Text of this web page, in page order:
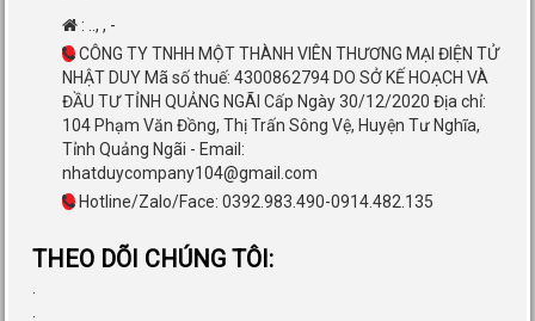
:
, , -
CÔNG TY TNHH MỘT THÀNH VIÊN THƯƠNG MẠI ĐIỆN TỬ
NHẬT DUY Mã số thuế: 4300862794 DO SỞ KẾ HOẠCH VÀ
ĐẦU TƯ TỈNH QUẢNG NGÃI Cấp Ngày 30/12/2020 Địa chỉ:
104 Phạm Văn Đồng, Thị Trấn Sông Vệ, Huyện Tư Nghĩa,
Tỉnh Quảng Ngãi - Email:
nhatduycompany104@gmail.com
Hotline/Zalo/Face: 0392.983.490-0914.482.135
THEO DÕI CHÚNG TÔI: